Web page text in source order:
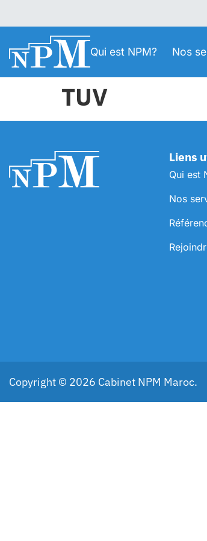
Qui est NPM? Nos
TUV
Liens
Qui est
Nos
Copyright © 2026 Cabinet NPM Maroc.